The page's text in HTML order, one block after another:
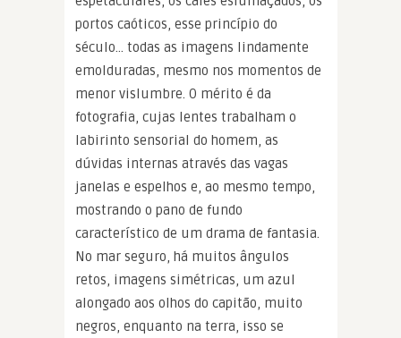
portos caóticos, esse princípio do
século… todas as imagens lindamente
emolduradas, mesmo nos momentos de
menor vislumbre. O mérito é da
fotografia, cujas lentes trabalham o
labirinto sensorial do homem, as
dúvidas internas através das vagas
janelas e espelhos e, ao mesmo tempo,
mostrando o pano de fundo
característico de um drama de fantasia.
No mar seguro, há muitos ângulos
retos, imagens simétricas, um azul
alongado aos olhos do capitão, muito
negros, enquanto na terra, isso se